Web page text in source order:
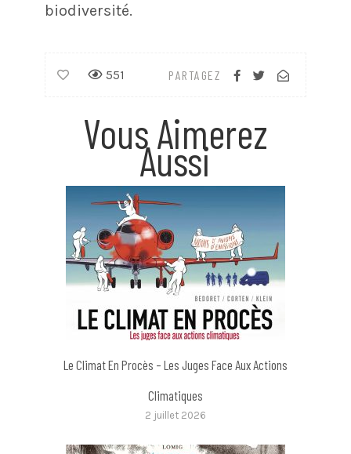
biodiversité.
PARTAGEZ
551
Vous Aimerez
Aussi
Le Climat En Procès – Les Juges Face Aux Actions
Climatiques
2 juillet 2026